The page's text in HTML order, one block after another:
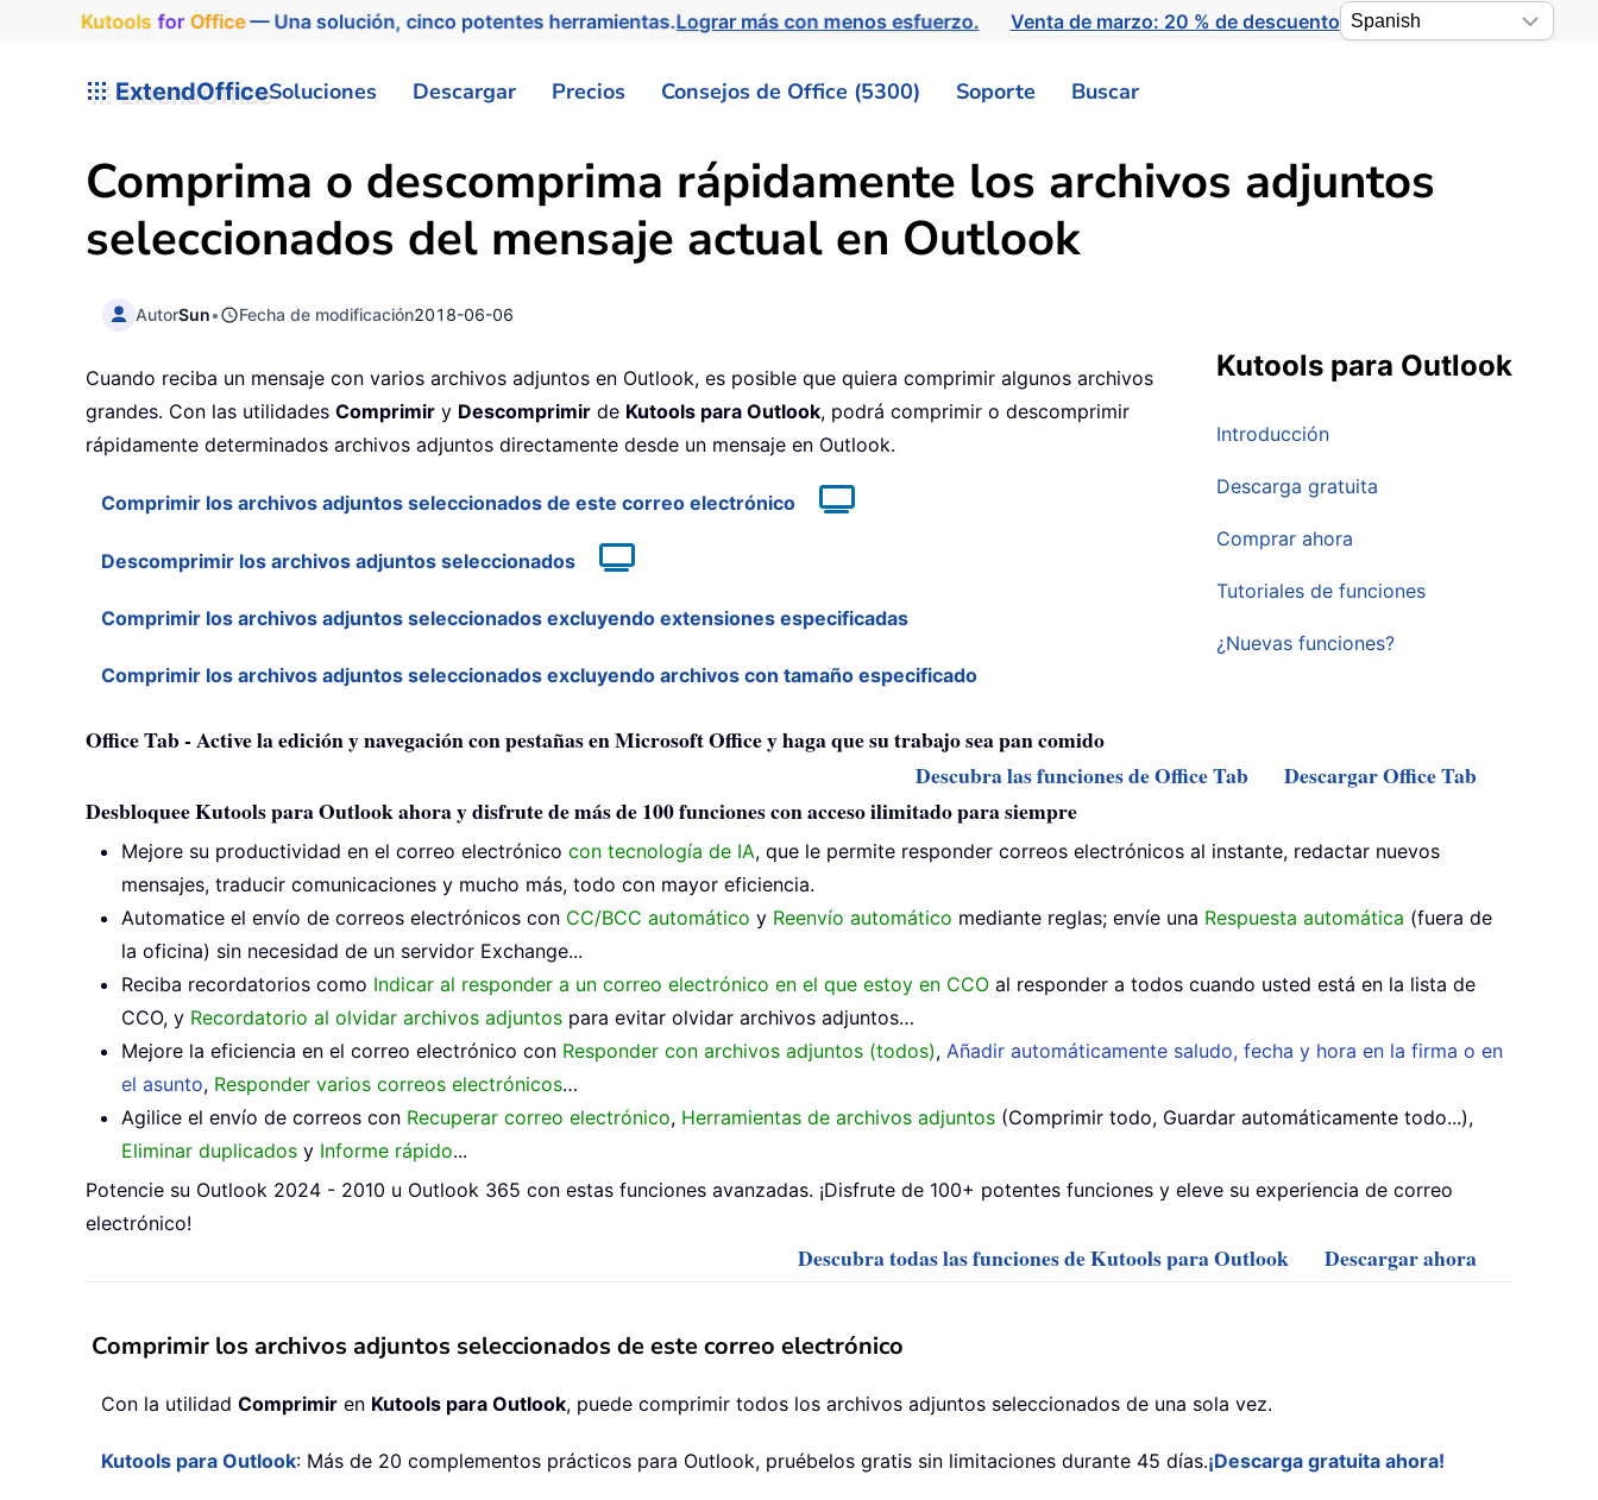
Kutools for Office— Una solución, cinco potentes herramientas.Lograr más con menos esfuerzo. Venta de marzo: 20 % de descuento
ExtendOfficeSoluciones Descargar Precios Consejos de Office (5300) Soporte Buscar
Comprima o descomprima rápidamente los archivos adjuntos
seleccionados del mensaje actual en Outlook
AutorSun• Fecha de modificación2018-06-06
Kutools para Outlook
Introducción
Descarga gratuita
Comprar ahora
Tutoriales de funciones
¿Nuevas funciones?
Cuando reciba un mensaje con varios archivos adjuntos en Outlook, es posible que quiera comprimir algunos archivos
grandes. Con las utilidades Comprimir y Descomprimir de Kutools para Outlook, podrá comprimir o descomprimir
rápidamente determinados archivos adjuntos directamente desde un mensaje en Outlook.
Comprimir los archivos adjuntos seleccionados de este correo electrónico
Descomprimir los archivos adjuntos seleccionados
Comprimir los archivos adjuntos seleccionados excluyendo extensiones especificadas
Comprimir los archivos adjuntos seleccionados excluyendo archivos con tamaño especificado
Office Tab - Active la edición y navegación con pestañas en Microsoft Office y haga que su trabajo sea pan comido
Descubra las funciones de Office Tab
Descargar Office Tab
Desbloquee Kutools para Outlook ahora y disfrute de más de 100 funciones con acceso ilimitado para siempre
Mejore su productividad en el correo electrónico con tecnología de IA, que le permite responder correos electrónicos al instante, redactar nuevos
mensajes, traducir comunicaciones y mucho más, todo con mayor eficiencia.
Automatice el envío de correos electrónicos con CC/BCC automático y Reenvío automático mediante reglas; envíe una Respuesta automática (fuera de
la oficina) sin necesidad de un servidor Exchange...
Reciba recordatorios como Indicar al responder a un correo electrónico en el que estoy en CCO al responder a todos cuando usted está en la lista de
CCO, y Recordatorio al olvidar archivos adjuntos para evitar olvidar archivos adjuntos…
Mejore la eficiencia en el correo electrónico con Responder con archivos adjuntos (todos), Añadir automáticamente saludo, fecha y hora en la firma o en
el asunto, Responder varios correos electrónicos…
Agilice el envío de correos con Recuperar correo electrónico, Herramientas de archivos adjuntos (Comprimir todo, Guardar automáticamente todo...),
Eliminar duplicados y Informe rápido...
Potencie su Outlook 2024 - 2010 u Outlook 365 con estas funciones avanzadas. ¡Disfrute de 100+ potentes funciones y eleve su experiencia de correo
electrónico!
Descubra todas las funciones de Kutools para Outlook Descargar ahora
Comprimir los archivos adjuntos seleccionados de este correo electrónico
Con la utilidad Comprimir en Kutools para Outlook, puede comprimir todos los archivos adjuntos seleccionados de una sola vez.
Kutools para Outlook: Más de 20 complementos prácticos para Outlook, pruébelos gratis sin limitaciones durante 45 días.¡Descarga gratuita ahora!